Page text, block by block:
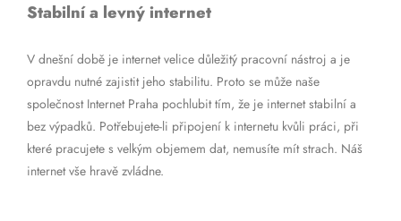
Stabilní a levný internet
V dnešní době je internet velice důležitý pracovní nástroj a je
opravdu nutné zajistit jeho stabilitu. Proto se může naše
společnost Internet Praha pochlubit tím, že je internet stabilní a
bez výpadků. Potřebujete-li připojení k internetu kvůli práci, při
které pracujete s velkým objemem dat, nemusíte mít strach. Náš
internet vše hravě zvládne.